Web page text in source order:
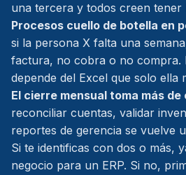
una tercera y todos creen tener
Procesos cuello de botella en
si la persona X falta una
factura, no cobra o no compra.
depende del Excel que solo ella
El cierre mensual toma más de
reconciliar cuentas, validar
reportes de gerencia se vuelve
Si te identificas con dos o más,
negocio para un ERP. Si no,